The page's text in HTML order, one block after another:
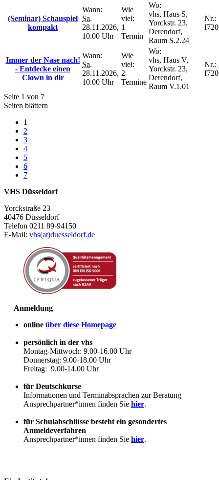
(Seminar) Schauspiel
kompakt
Wann:
Sa.
28.11.2026,
10.00 Uhr
Wie
viel:
1
Termin
Wo:
vhs, Haus S,
Yorckstr. 23,
Derendorf,
Raum S.2.24
Nr.:
Immer der Nase nach!
- Entdecke einen
Clown in dir
Wann:
Sa.
28.11.2026,
10.00 Uhr
Wie
viel:
2
Termine
Wo:
vhs, Haus V,
Yorckstr. 23,
Derendorf,
Raum V.1.01
Nr.:
Seite 1 von 7
Seiten blättern
1
2
3
4
5
6
7
VHS Düsseldorf
Yorckstraße 23
40476 Düsseldorf
Telefon 0211 89-94150
E-Mail: vhs(at)duesseldorf.de
Anmeldung
online über diese Homepage
persönlich in der vhs
Montag-Mittwoch: 9.00-16.00 Uhr
Donnerstag: 9.00-18.00 Uhr
Freitag: 9.00-14.00 Uhr
für Deutschkurse
Informationen und Terminabsprachen zur Beratung
Ansprechpartner*innen finden Sie hier.
für Schulabschlüsse besteht ein gesondertes
Anmeldeverfahren
Ansprechpartner*innen finden Sie hier.